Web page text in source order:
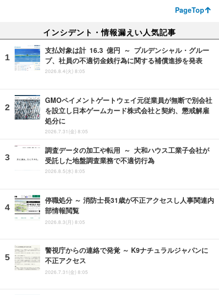
PageTop
インシデント・情報漏えい人気記事
支払対象は計 16.3 億円 ～ プルデンシャル・グルー
プ、社員の不適切金銭行為に関する補償進捗を発表
2026.8.4(火) 8:05
GMOペイメントゲートウェイ元従業員が無断で別会社
を設立し日本ゲームカード株式会社と契約、懲戒解雇
処分に
2026.7.31(金) 8:05
調査データの加工や転用 ～ 大和ハウス工業子会社が
受託した地盤調査業務で不適切行為
2026.8.5(水) 8:05
停職処分 ～ 消防士長31歳が不正アクセスし人事関連内
部情報閲覧
2026.8.3(月) 8:05
警視庁からの連絡で発覚 ～ K9ナチュラルジャパンに
不正アクセス
2026.7.31(金) 8:05